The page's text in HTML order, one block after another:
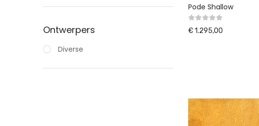
Pode Shallow
€ 1.295,00
Ontwerpers
Diverse